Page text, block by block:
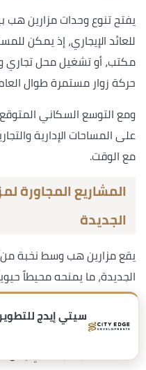
يفتح تنوع وحدات مزارين هب
للعائد الإيجاري، إذ يمكن
مكتب، أو تشغيل محل
حركة زوار مستمرة طوال
ومع التوسع السكاني
على المساحات الإدارية
مع الوقت.
المشاريع المجاورة
الجديدة
يقع مزارين هب وسط نخبة من
الجديدة، ما يمنحه محيطاً
وفيما يلي أهم المشاريع
داون تاون العلمين
سيتي إيدج